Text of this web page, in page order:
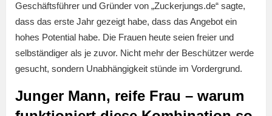
Geschäftsführer und Gründer von „Zuckerjungs.de“ sagte,
dass das erste Jahr gezeigt habe, dass das Angebot ein
hohes Potential habe. Die Frauen heute seien freier und
selbständiger als je zuvor. Nicht mehr der Beschützer werde
gesucht, sondern Unabhängigkeit stünde im Vordergrund.
Junger Mann, reife Frau – warum